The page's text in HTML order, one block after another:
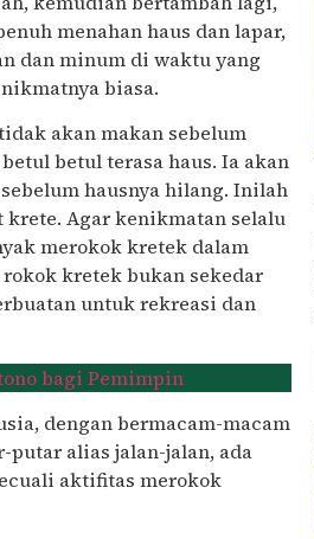
menahan haus dan lapar,
dan minum di waktu yang
biasa.
akan makan sebelum
betul terasa haus. Ia akan
hausnya hilang. Inilah
krete. Agar kenikmatan selalu
merokok kretek dalam
kretek bukan sekedar
untuk rekreasi dan
bagi Pemimpin
dengan bermacam-macam
putar alias jalan-jalan, ada
aktifitas merokok